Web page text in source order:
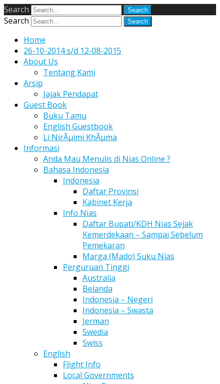
Search
Search
Home
26-10-2014 s/d 12-08-2015
About Us
Tentang Kami
Arsip
Jajak Pendapat
Guest Book
Buku Tamu
English Guestbook
Li NirÃµimi KhÃµma
Informasi
Anda Mau Menulis di Nias Online ?
Bahasa Indonesia
Indonesia
Daftar Provinsi
Kabinet Kerja
Info Nias
Daftar Bupati/KDH Nias Sejak
Kemerdekaan – Sampai Sebelum
Pemekaran
Marga (Mado) Suku Nias
Perguruan Tinggi
Australia
Belanda
Indonesia – Negeri
Indonesia – Swasta
Jerman
Swedia
Swiss
English
Flight Info
Local Governments